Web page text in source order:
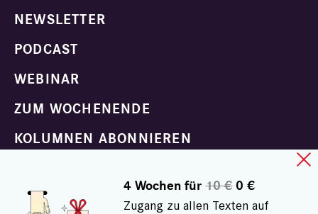
NEWSLETTER
PODCAST
WEBINAR
ZUM WOCHENENDE
KOLUMNEN ABONNIEREN
CHRISMON PLUS MAGAZIN
4 Wochen für10 €0 €
Zugang zu allen Texten auf